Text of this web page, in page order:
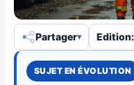
Partager Edition:
SUJET EN ÉVOLUTION